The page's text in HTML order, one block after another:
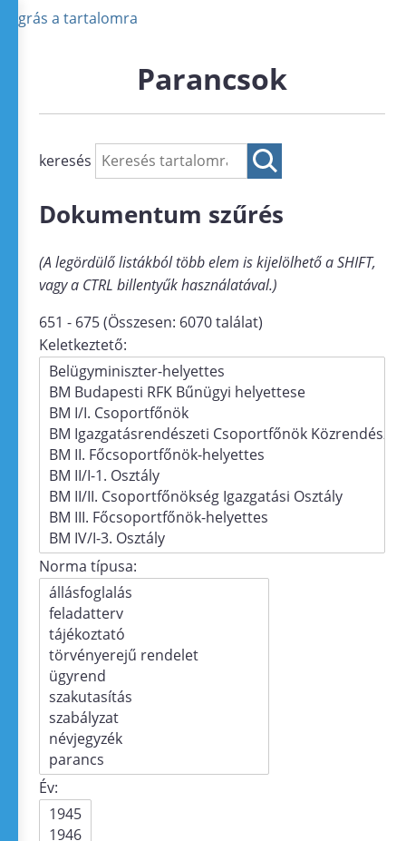
Ugrás a tartalomra
Parancsok
keresés
Dokumentum szűrés
(A legördülő listákból több elem is kijelölhető a SHIFT,
vagy a CTRL billentyűk használatával.)
651 - 675 (Összesen: 6070 találat)
Keletkeztető:
Norma típusa:
Év: